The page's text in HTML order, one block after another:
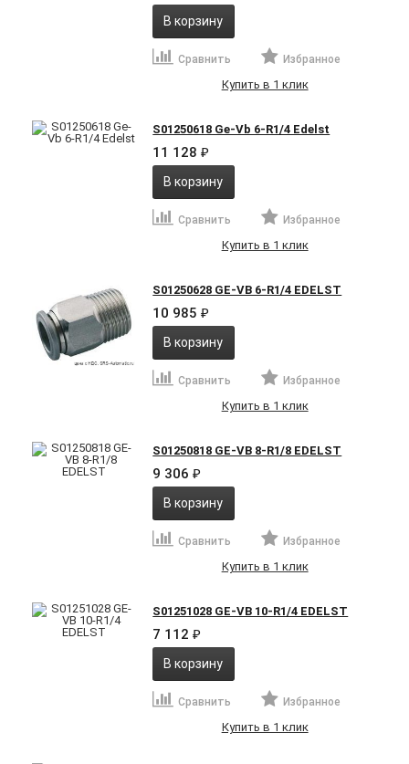
В корзину
Сравнить Избранное
Купить в 1 клик
S01250618 Ge-Vb 6-R1/4 Edelst
11 128₽
В корзину
Сравнить Избранное
Купить в 1 клик
S01250628 GE-VB 6-R1/4 EDELST
10 985₽
В корзину
Сравнить Избранное
Купить в 1 клик
S01250818 GE-VB 8-R1/8 EDELST
9 306₽
В корзину
Сравнить Избранное
Купить в 1 клик
S01251028 GE-VB 10-R1/4 EDELST
7 112₽
В корзину
Сравнить Избранное
Купить в 1 клик